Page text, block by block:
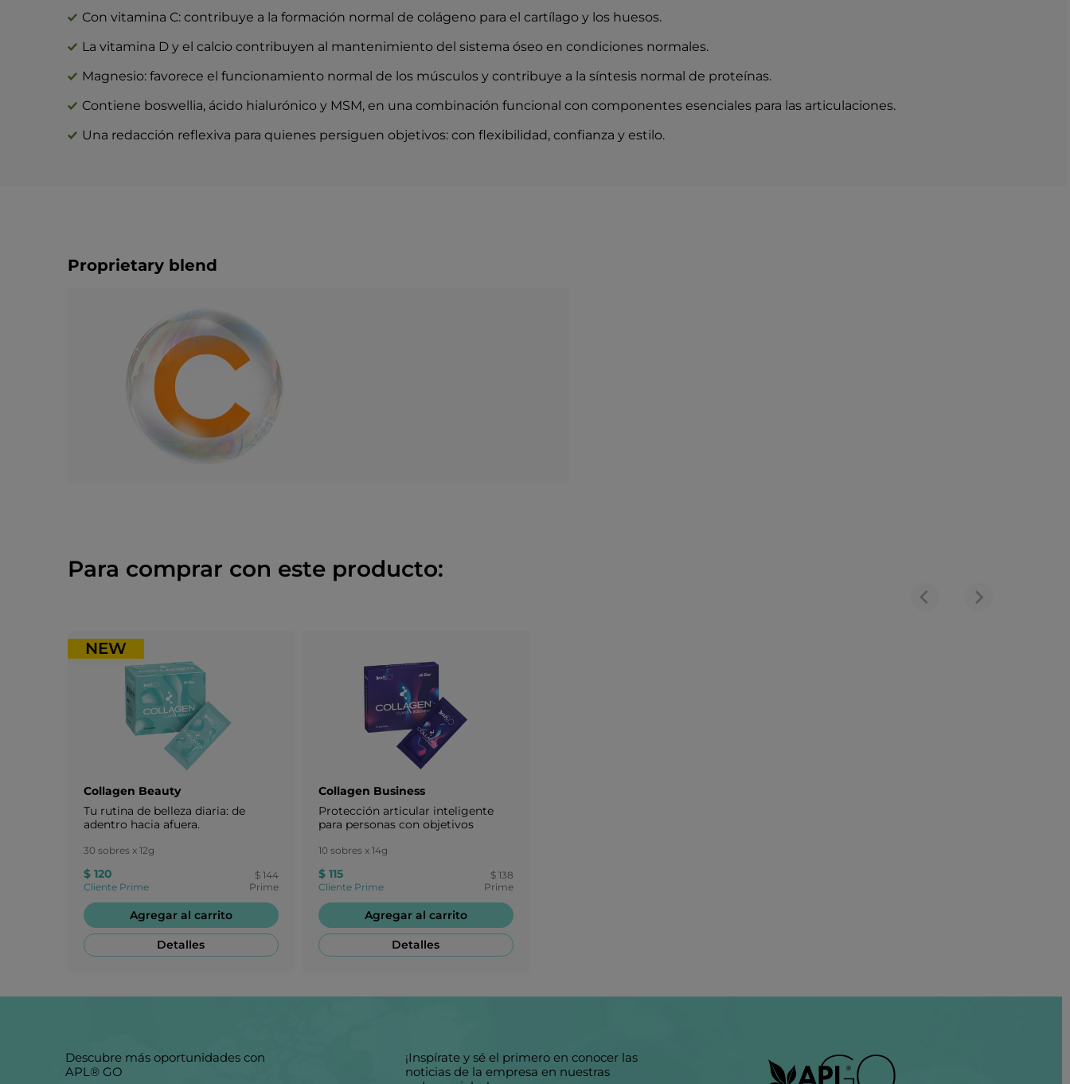
Bisglicinato de magnesio 180 mg (altamente biodisponible)
*VRN: Valor de referencia de nutrientes según LMIV
Formato: 10 barritas prácticas, ideales para llevar de viaje o en
la oficina.
Con vitamina C: contribuye a la formación normal de colágeno para el cartílago y los huesos.
La vitamina D y el calcio contribuyen al mantenimiento del sistema óseo en condiciones normales.
Magnesio: favorece el funcionamiento normal de los músculos y contribuye a la síntesis normal de proteínas.
Contiene boswellia, ácido hialurónico y MSM, en una combinación funcional con componentes esenciales para las articulaciones.
Una redacción reflexiva para quienes persiguen objetivos: con flexibilidad, confianza y estilo.
Proprietary blend
Para comprar con este producto:
NEW
Collagen Beauty
Tu rutina de belleza diaria: de
adentro hacia afuera.
30 sobres x 12g
$ 120
Cliente Prime
$ 144
Prime
Agregar al carrito
Detalles
Collagen Business
Protección articular inteligente
para personas con objetivos
10 sobres x 14g
$ 115
Cliente Prime
$ 138
Prime
Agregar al carrito
Detalles
Descubre más oportunidades con
APL® GO
¡Inspírate y sé el primero en conocer las
noticias de la empresa en nuestras